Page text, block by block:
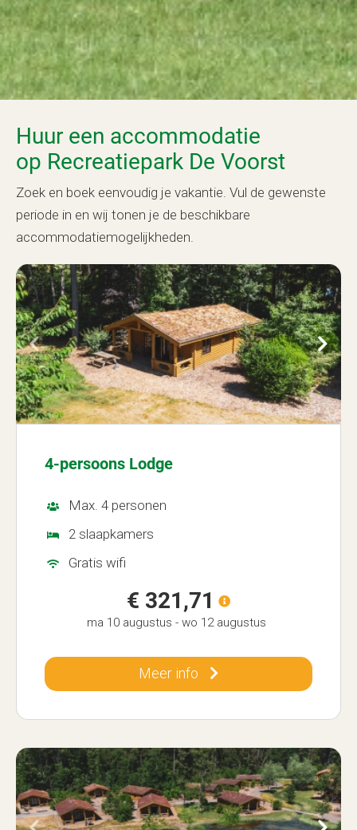
Huur een accommodatie
op Recreatiepark De Voorst
Zoek en boek eenvoudig je vakantie. Vul de gewenste
periode in en wij tonen je de beschikbare
accommodatiemogelijkheden.
4-persoons Lodge
Max. 4 personen
2 slaapkamers
Gratis wifi
€ 321,71
ma 10 augustus - wo 12 augustus
Meer info